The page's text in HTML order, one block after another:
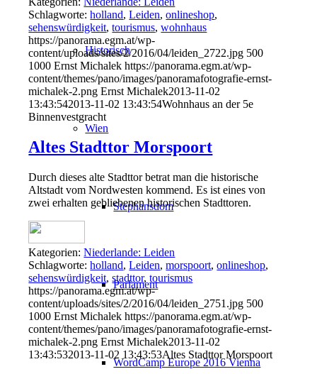
Historisch
Wien
Stephansdom
Parlament
WordCamp Europe 2016 Vienna
Schlagworte:holland,Leiden,onlineshop,
sehenswürdigkeit,tourismus,wohnhaus
https://panorama.egm.at/wp-
content/uploads/sites/2/2016/04/leiden_2722.jpg 500
1000 Ernst Michalek https://panorama.egm.at/wp-
content/themes/pano/images/panoramafotografie-ernst-
michalek-2.png Ernst Michalek2013-11-02
13:43:542013-11-02 13:43:54Wohnhaus an der 5e
Binnenvestgracht
Altes Stadttor Morspoort
Durch dieses alte Stadttor betrat man die historische
Altstadt vom Nordwesten kommend. Es ist eines von
zwei erhalten gebliebenen historischen Stadttoren.
Kategorien:Niederlande: Leiden
Schlagworte:holland,Leiden,morspoort,onlineshop,
sehenswürdigkeit,stadttor,tourismus
https://panorama.egm.at/wp-
content/uploads/sites/2/2016/04/leiden_2751.jpg 500
1000 Ernst Michalek https://panorama.egm.at/wp-
content/themes/pano/images/panoramafotografie-ernst-
michalek-2.png Ernst Michalek2013-11-02
13:43:532013-11-02 13:43:53Altes Stadttor Morspoort